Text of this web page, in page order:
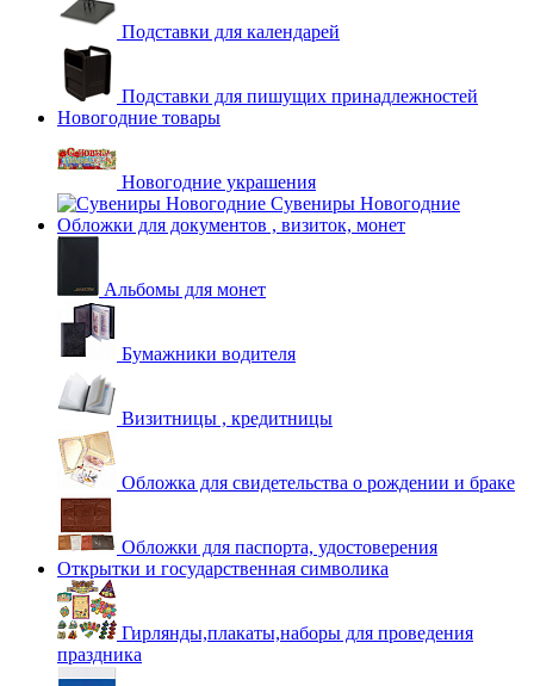
Подставки для календарей
Подставки для пишущих принадлежностей
Новогодние товары
Новогодние украшения
Сувениры Новогодние
Обложки для документов , визиток, монет
Альбомы для монет
Бумажники водителя
Визитницы , кредитницы
Обложка для свидетельства о рождении и браке
Обложки для паспорта, удостоверения
Открытки и государственная символика
Гирлянды,плакаты,наборы для проведения
праздника